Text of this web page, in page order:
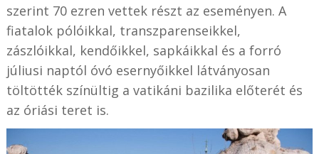
szerint 70 ezren vettek részt az eseményen. A
fiatalok pólóikkal, transzparenseikkel,
zászlóikkal, kendőikkel, sapkáikkal és a forró
júliusi naptól óvó esernyőikkel látványosan
töltötték színültig a vatikáni bazilika előterét és
az óriási teret is.